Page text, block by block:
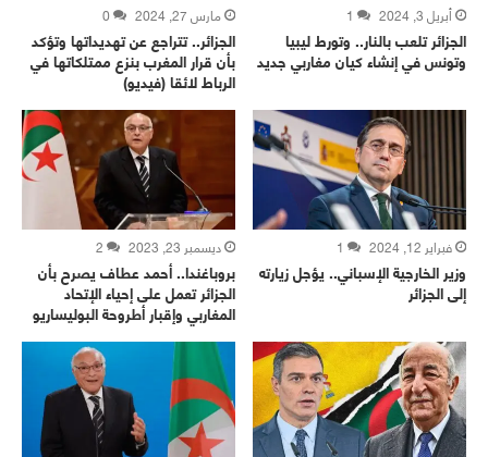
أبريل 3, 2024 1
الجزائر تلعب بالنار.. وتورط ليبيا
وتونس في إنشاء كيان مغاربي جديد
مارس 27, 2024 0
الجزائر.. تتراجع عن تهديداتها وتؤكد
بأن قرار المغرب بنزع ممتلكاتها في
الرباط لائقا (فيديو)
فبراير 12, 2024 1
وزير الخارجية الإسباني.. يؤجل زيارته
إلى الجزائر
ديسمبر 23, 2023 2
بروباغندا.. أحمد عطاف يصرح بأن
الجزائر تعمل على إحياء الإتحاد
المغاربي وإقبار أطروحة البوليساريو